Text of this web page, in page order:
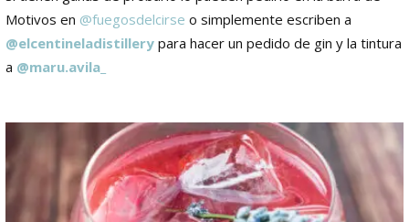
Motivos en @fuegosdelcirse o simplemente escriben a
@elcentineladistillery para hacer un pedido de gin y la tintura
a @maru.avila_